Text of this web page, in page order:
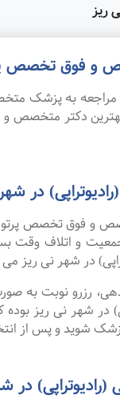
ریز
و فوق تخصص
مراجعه به پزشک
دکتر
در
و فوق تخصص
و اتلاف وقت
در شهر نی ریز
رزرو نوبت به
نی ریز بوده
شوید و پس از
در